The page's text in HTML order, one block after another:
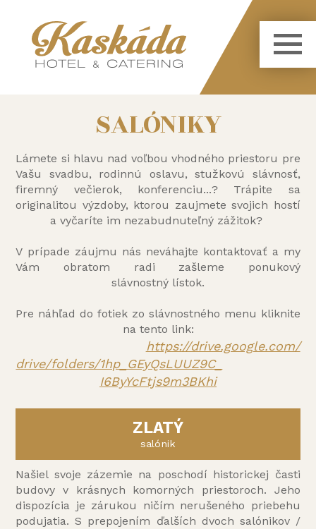
SALÓNIKY
Lámete si hlavu nad voľbou vhodného priestoru pre
Vašu svadbu, rodinnú oslavu, stužkovú slávnosť,
firemný večierok, konferenciu...? Trápite sa
originalitou výzdoby, ktorou zaujmete svojich hostí
a vyčaríte im nezabudnuteľný zážitok?
V prípade záujmu nás neváhajte kontaktovať a my
Vám obratom radi zašleme ponukový
slávnostný lístok.
Pre náhľad do fotiek zo slávnostného menu kliknite
na tento link:
https://drive.google.com/
drive/folders/1hp_GEyQsLUUZ9C_
I6ByYcFtjs9m3BKhi
ZLATÝ
salónik
Našiel svoje zázemie na poschodí historickej časti
budovy v krásnych komorných priestoroch. Jeho
dispozícia je zárukou ničím nerušeného priebehu
podujatia. S prepojením ďalších dvoch salónikov /